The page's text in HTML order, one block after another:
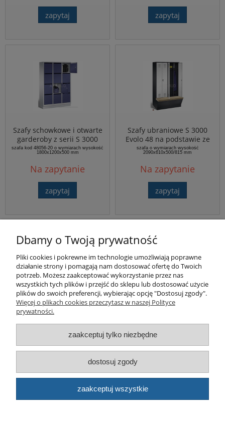
zapytaj zapytaj
Szafy schowkowe i otwarte
garderoby z serii S 3000
Evolo 48 kod 48020-324
szafa kod 48056-20 o wymiarach wysokość
1800x1200x500 mm
Na zapytanie
zapytaj
Szafy ubraniowe S 3000
Evolo 48 na podstawie ze
schowkiem na buty kod
48056-20
szafa o wymiarach wysokość
2090x610x500/815 mm
Na zapytanie
zapytaj
Produkty
Kategorie bloga
Kontakt
© artbud.pl - Wszelkie prawa zastrzeżone
Sklep internetowy Shoper.pl
Dbamy o Twoją prywatność
Pliki cookies i pokrewne im technologie umożliwiają poprawne
działanie strony i pomagają nam dostosować ofertę do Twoich
potrzeb. Możesz zaakceptować wykorzystanie przez nas
wszystkich tych plików i przejść do sklepu lub dostosować użycie
plików do swoich preferencji, wybierając opcję "Dostosuj zgody".
Więcej o plikach cookies przeczytasz w naszej Polityce
prywatności.
zaakceptuj tylko niezbędne
dostosuj zgody
zaakceptuj wszystkie